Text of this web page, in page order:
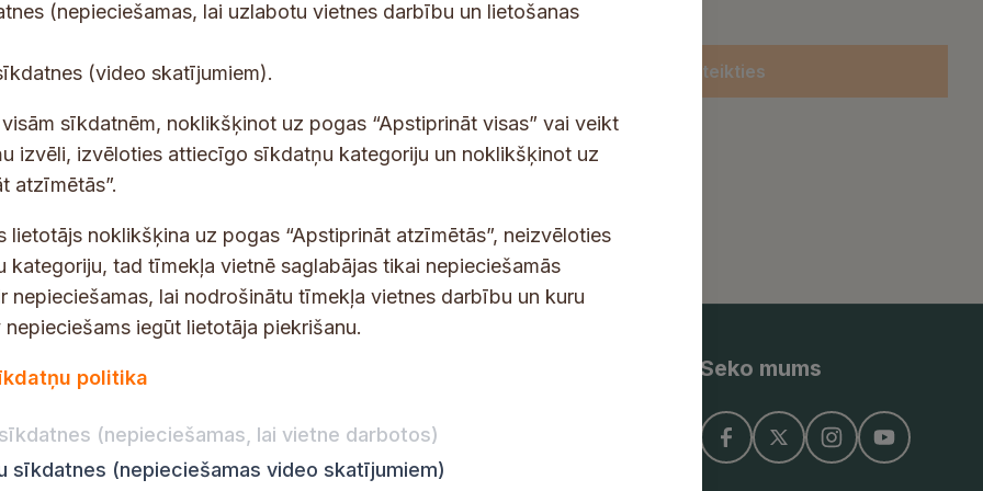
jaunumus savā e-pastā
-
p
a
s
s
*
Pieteikties
e-pastā.
darba laiks
8.00–17.00
8.00–17.00
Privātuma politika
Piekļūstamības paziņojums
Ziņot KNAB
Seko mums
(nepieciešamas, lai uzlabotu vietnes darbību un lietošanas
(video skatījumiem).
sīkdatnēm, noklikšķinot uz pogas “Apstiprināt visas” vai veikt
izvēli, izvēloties attiecīgo sīkdatņu kategoriju un noklikšķinot uz
atzīmētās”.
lietotājs noklikšķina uz pogas “Apstiprināt atzīmētās”, neizvēloties
kategoriju, tad tīmekļa vietnē saglabājas tikai nepieciešamās
nepieciešamas, lai nodrošinātu tīmekļa vietnes darbību un kuru
iegūt lietotāja piekrišanu.
politika
(nepieciešamas, lai vietne darbotos)
sīkdatnes (nepieciešamas video skatījumiem)